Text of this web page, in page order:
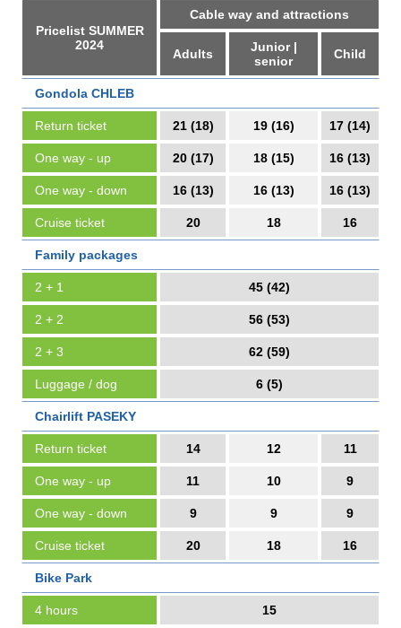
Pricelist SUMMER
2024
Cable way and attractions
Adults
Junior |
senior
Child
Gondola CHLEB
Return ticket 21 (18) 19 (16) 17 (14)
One way - up 20 (17) 18 (15) 16 (13)
One way - down 16 (13) 16 (13) 16 (13)
Cruise ticket 20 18 16
Family packages
2 + 1 45 (42)
2 + 2 56 (53)
2 + 3 62 (59)
Luggage / dog 6 (5)
Chairlift PASEKY
Return ticket 14 12 11
One way - up 11 10 9
One way - down 9 9 9
Cruise ticket 20 18 16
Bike Park
4 hours 15